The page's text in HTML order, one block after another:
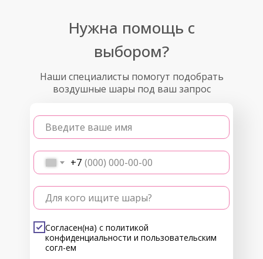
Наши специалисты помогут подобрать
воздушные шары под ваш запрос
Введите ваше имя
+7
Для кого ищите шары?
Согласен(на) с политикой
конфиденциальности и пользовательским
согл-ем
Нужна помощь с
выбором?